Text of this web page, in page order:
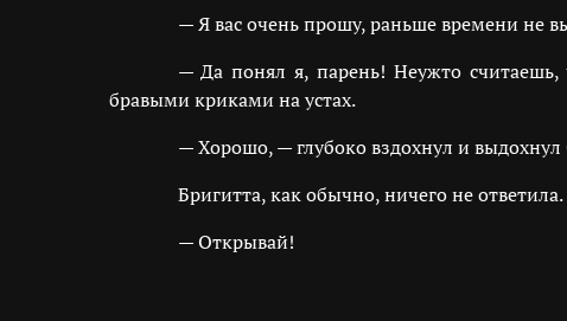
— Я вас очень прошу, раньше времени не
— Да понял я, парень! Неужто считаешь,
бравыми криками на устах.
— Хорошо, — глубоко вздохнул и выдохнул
Бригитта, как обычно, ничего не ответила.
— Открывай!